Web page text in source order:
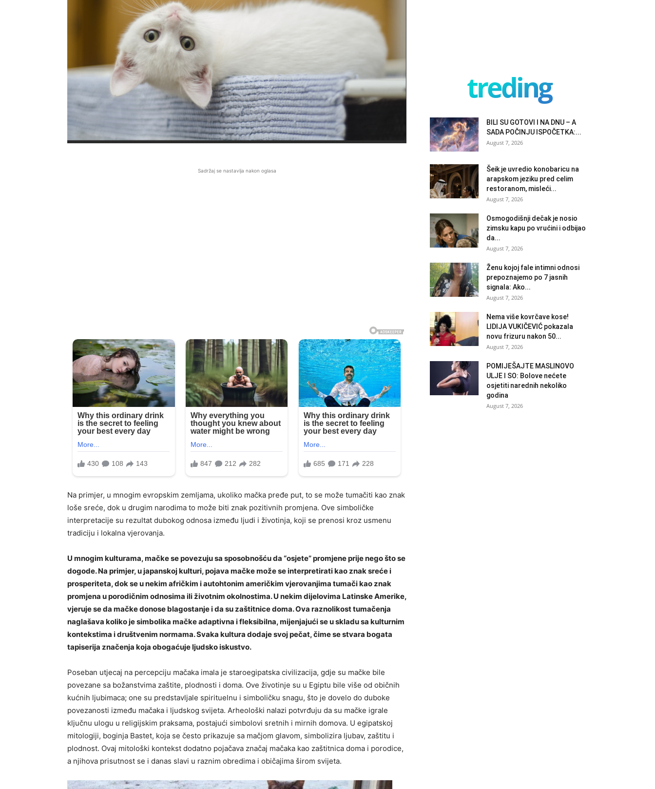
Sadržaj se nastavlja nakon oglasa
Na primjer, u mnogim evropskim zemljama, ukoliko mačka pređe put, to se može tumačiti kao znak
loše sreće, dok u drugim narodima to može biti znak pozitivnih promjena. Ove simboličke
interpretacije su rezultat dubokog odnosa između ljudi i životinja, koji se prenosi kroz usmenu
tradiciju i lokalna vjerovanja.
U mnogim kulturama, mačke se povezuju sa sposobnošću da “osjete” promjene prije nego što se
dogode. Na primjer, u japanskoj kulturi, pojava mačke može se interpretirati kao znak sreće i
prosperiteta, dok se u nekim afričkim i autohtonim američkim vjerovanjima tumači kao znak
promjena u porodičnim odnosima ili životnim okolnostima. U nekim dijelovima Latinske Amerike,
vjeruje se da mačke donose blagostanje i da su zaštitnice doma. Ova raznolikost tumačenja
naglašava koliko je simbolika mačke adaptivna i fleksibilna, mijenjajući se u skladu sa kulturnim
kontekstima i društvenim normama. Svaka kultura dodaje svoj pečat, čime se stvara bogata
tapiserija značenja koja obogaćuje ljudsko iskustvo.
Poseban utjecaj na percepciju mačaka imala je staroegipatska civilizacija, gdje su mačke bile
povezane sa božanstvima zaštite, plodnosti i doma. Ove životinje su u Egiptu bile više od običnih
kućnih ljubimaca; one su predstavljale spirituelnu i simboličku snagu, što je dovelo do duboke
povezanosti između mačaka i ljudskog svijeta. Arheološki nalazi potvrđuju da su mačke igrale
ključnu ulogu u religijskim praksama, postajući simbolovi sretnih i mirnih domova. U egipatskoj
mitologiji, boginja Bastet, koja se često prikazuje sa mačjom glavom, simbolizira ljubav, zaštitu i
plodnost. Ovaj mitološki kontekst dodatno pojačava značaj mačaka kao zaštitnica doma i porodice,
a njihova prisutnost se i danas slavi u raznim obredima i običajima širom svijeta.
treding
BILI SU GOTOVI I NA DNU – A
SADA POČINJU ISPOČETKA:...
August 7, 2026
Šeik je uvredio konobaricu na
arapskom jeziku pred celim
restoranom, misleći...
August 7, 2026
Osmogodišnji dečak je nosio
zimsku kapu po vrućini i odbijao
da...
August 7, 2026
Ženu kojoj fale intimni odnosi
prepoznajemo po 7 jasnih
signala: Ako...
August 7, 2026
Nema više kovrčave kose!
LIDIJA VUKIČEVIĆ pokazala
novu frizuru nakon 50...
August 7, 2026
POMIJEŠAJTE MASLINOVO
ULJE I SO: Bolove nećete
osjetiti narednih nekoliko
godina
August 7, 2026